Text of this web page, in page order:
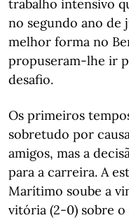
trabalho intensivo
no segundo ano de
melhor forma no
propuseram-lhe ir
desafio.
Os primeiros
sobretudo por
amigos, mas a
para a carreira. A
Marítimo soube a
vitória (2-0) sobre o